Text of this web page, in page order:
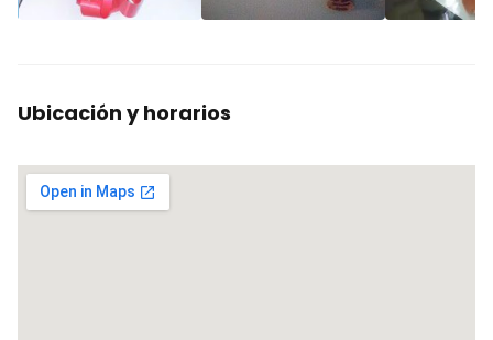
Ubicación y horarios